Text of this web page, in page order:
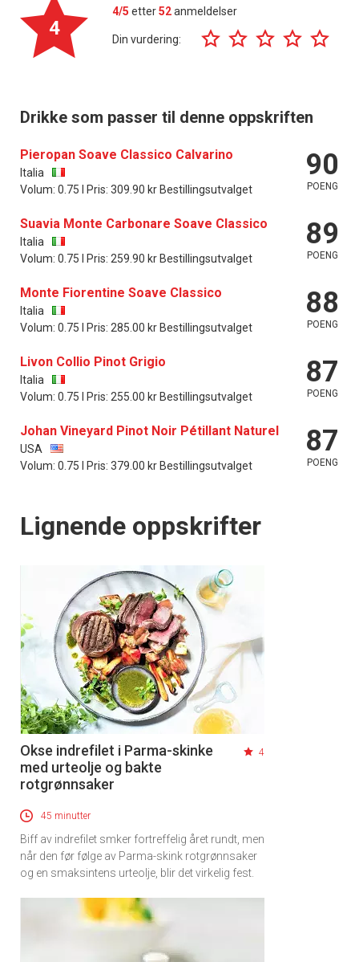
4
4/5 etter52anmeldelser
Din vurdering:
Drikke som passer til denne oppskriften
Pieropan Soave Classico Calvarino
Italia
Volum: 0.75 l Pris: 309.90 kr Bestillingsutvalget
90
POENG
Suavia Monte Carbonare Soave Classico
Italia
Volum: 0.75 l Pris: 259.90 kr Bestillingsutvalget
89
POENG
Monte Fiorentine Soave Classico
Italia
Volum: 0.75 l Pris: 285.00 kr Bestillingsutvalget
88
POENG
Livon Collio Pinot Grigio
Italia
Volum: 0.75 l Pris: 255.00 kr Bestillingsutvalget
87
POENG
Johan Vineyard Pinot Noir Pétillant Naturel
USA
Volum: 0.75 l Pris: 379.00 kr Bestillingsutvalget
87
POENG
Lignende oppskrifter
Okse indrefilet i Parma-skinke
med urteolje og bakte
rotgrønnsaker
4
45 minutter
Biff av indrefilet smker fortreffelig året rundt, men
når den før følge av Parma-skink rotgrønnsaker
og en smaksintens urteolje, blir det virkelig fest.